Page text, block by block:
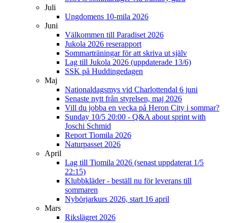
Juli
Ungdomens 10-mila 2026
Juni
Välkommen till Paradiset 2026
Jukola 2026 reserapport
Sommarträningar för att skriva ut själv
Lag till Jukola 2026 (uppdaterade 13/6)
SSK på Huddingedagen
Maj
Nationaldagsmys vid Charlottendal 6 juni
Senaste nytt från styrelsen, maj 2026
Vill du jobba en vecka på Heron City i sommar?
Sunday 10/5 20:00 - Q&A about sprint with
Joschi Schmid
Report Tiomila 2026
Naturpasset 2026
April
Lag till Tiomila 2026 (senast uppdaterat 1/5
22:15)
Klubbkläder - beställ nu för leverans till
sommaren
Nybörjarkurs 2026, start 16 april
Mars
Rikslägret 2026